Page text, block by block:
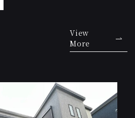
View
More